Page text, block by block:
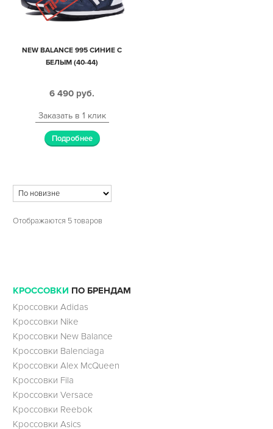
NEW BALANCE 995 СИНИЕ С
БЕЛЫМ (40-44)
6 490 руб.
Заказать в 1 клик
Подробнее
Отображаются 5 товаров
КРОССОВКИ ПО БРЕНДАМ
Кроссовки Adidas
Кроссовки Nike
Кроссовки New Balance
Кроссовки Balenciaga
Кроссовки Alex McQueen
Кроссовки Fila
Кроссовки Versace
Кроссовки Reebok
Кроссовки Asics